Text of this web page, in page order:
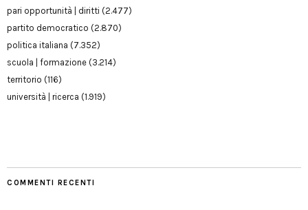
pari opportunità | diritti (2.477)
partito democratico (2.870)
politica italiana (7.352)
scuola | formazione (3.214)
territorio (116)
università | ricerca (1.919)
COMMENTI RECENTI